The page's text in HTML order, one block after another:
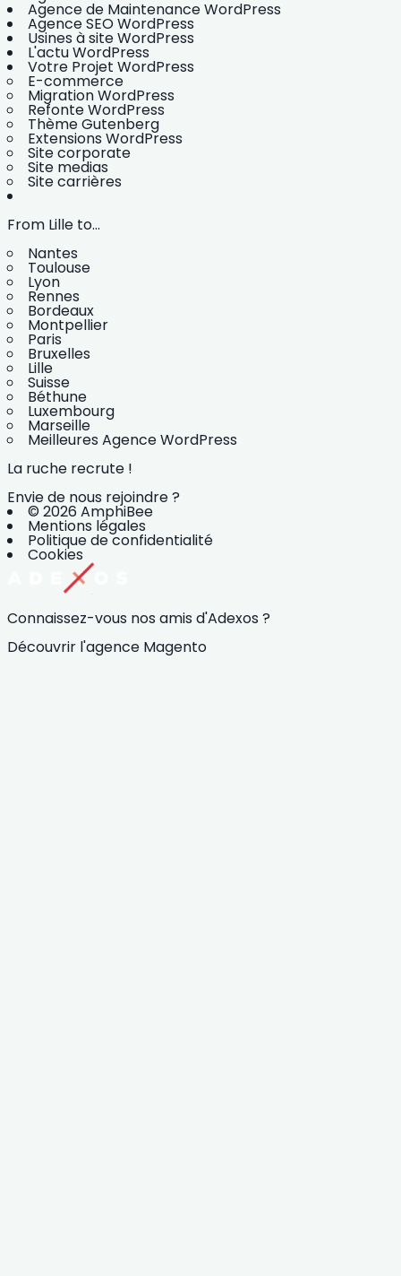
Agence de Maintenance WordPress
Agence SEO WordPress
Usines à site WordPress
L'actu WordPress
Votre Projet WordPress
E-commerce
Migration WordPress
Refonte WordPress
Thème Gutenberg
Extensions WordPress
Site corporate
Site medias
Site carrières
From Lille to...
Nantes
Toulouse
Lyon
Rennes
Bordeaux
Montpellier
Paris
Bruxelles
Lille
Suisse
Béthune
Luxembourg
Marseille
Meilleures Agence WordPress
La ruche recrute !
Envie de nous rejoindre ?
© 2026 AmphiBee
Mentions légales
Politique de confidentialité
Cookies
Connaissez-vous nos amis d'Adexos ?
Découvrir l'agence Magento